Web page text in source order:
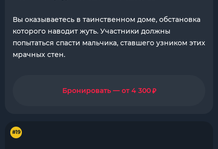
Вы оказываетесь в таинственном доме, обстановка
которого наводит жуть. Участники должны
попытаться спасти мальчика, ставшего узником этих
мрачных стен.
Бронировать — от 4 300₽
#19